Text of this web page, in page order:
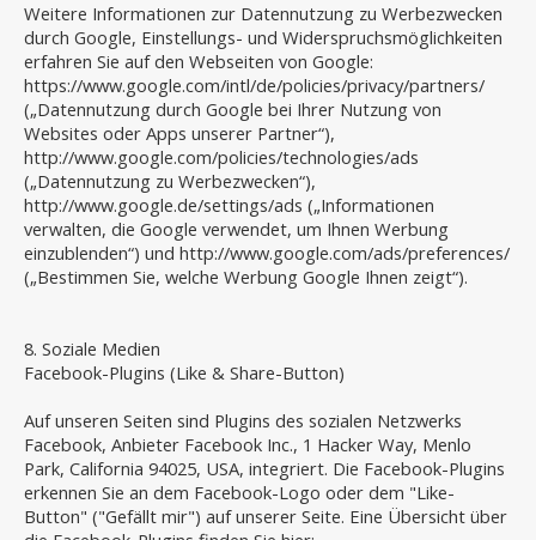
Weitere Informationen zur Datennutzung zu Werbezwecken
durch Google, Einstellungs- und Widerspruchsmöglichkeiten
erfahren Sie auf den Webseiten von Google:
https://www.google.com/intl/de/policies/privacy/partners/
(„Datennutzung durch Google bei Ihrer Nutzung von
Websites oder Apps unserer Partner“),
http://www.google.com/policies/technologies/ads
(„Datennutzung zu Werbezwecken“),
http://www.google.de/settings/ads („Informationen
verwalten, die Google verwendet, um Ihnen Werbung
einzublenden“) und http://www.google.com/ads/preferences/
(„Bestimmen Sie, welche Werbung Google Ihnen zeigt“).
8. Soziale Medien
Facebook-Plugins (Like & Share-Button)
Auf unseren Seiten sind Plugins des sozialen Netzwerks
Facebook, Anbieter Facebook Inc., 1 Hacker Way, Menlo
Park, California 94025, USA, integriert. Die Facebook-Plugins
erkennen Sie an dem Facebook-Logo oder dem "Like-
Button" ("Gefällt mir") auf unserer Seite. Eine Übersicht über